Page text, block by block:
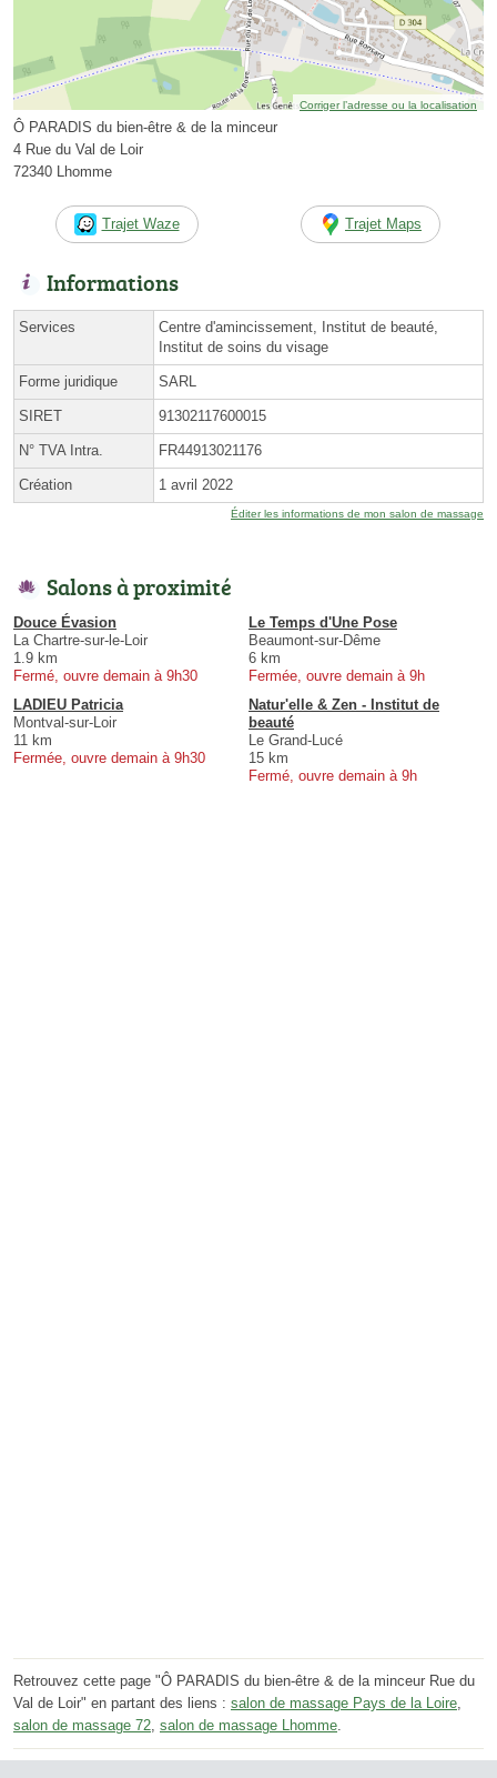
Corriger l’adresse ou la localisation
Ô PARADIS du bien-être & de la minceur
4 Rue du Val de Loir
72340 Lhomme
Trajet Waze Trajet Maps
Informations
Services
Centre d'amincissement, Institut de beauté,
Institut de soins du visage
Forme juridique SARL
SIRET 91302117600015
N° TVA Intra. FR44913021176
Création 1 avril 2022
Éditer les informations de mon salon de massage
Salons à proximité
Douce Évasion
La Chartre-sur-le-Loir
1.9 km
Fermé, ouvre demain à 9h30
Le Temps d'Une Pose
Beaumont-sur-Dême
6 km
Fermée, ouvre demain à 9h
LADIEU Patricia
Montval-sur-Loir
11 km
Fermée, ouvre demain à 9h30
Natur'elle & Zen - Institut de
beauté
Le Grand-Lucé
15 km
Fermé, ouvre demain à 9h
Retrouvez cette page "Ô PARADIS du bien-être & de la minceur Rue du
Val de Loir" en partant des liens : salon de massage Pays de la Loire,
salon de massage 72, salon de massage Lhomme.